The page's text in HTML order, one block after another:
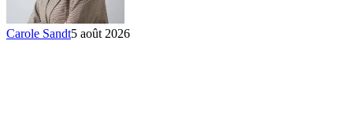
Carole Sandt5 août 2026